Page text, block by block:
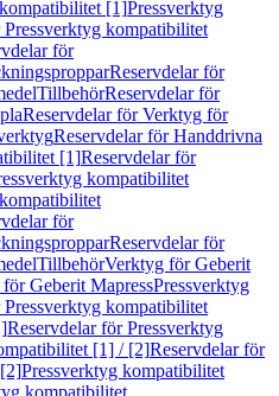
[1]Pressverktyg
kompatibilitet
för
Reservdelar för
TillbehörReservdelar för
Reservdelar för Verktyg för
Reservdelar för Handdrivna
[1]Reservdelar för
kompatibilitet
för
Reservdelar för
TillbehörVerktyg för Geberit
Geberit MapressPressverktyg
kompatibilitet
Reservdelar för Pressverktyg
[1] / [2]Reservdelar för
Pressverktyg kompatibilitet
kompatibilitet